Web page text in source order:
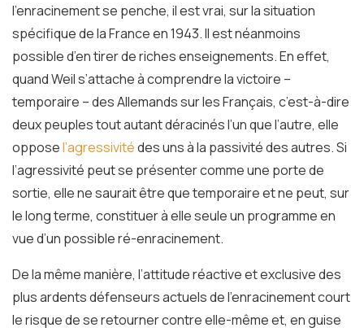
l’enracinement se penche, il est vrai, sur la situation
spécifique de la France en 1943. Il est néanmoins
possible d’en tirer de riches enseignements. En effet,
quand Weil s’attache à comprendre la victoire –
temporaire – des Allemands sur les Français, c’est-à-dire
deux peuples tout autant déracinés l’un que l’autre, elle
opposel’agressivitédes uns à la passivité des autres. Si
l’agressivité peut se présenter comme une porte de
sortie, elle ne saurait être que temporaire et ne peut, sur
le long terme, constituer à elle seule un programme en
vue d’un possible ré-enracinement.
De la même manière, l’attitude réactive et exclusive des
plus ardents défenseurs actuels de l’enracinement court
le risque de se retourner contre elle-même et, en guise